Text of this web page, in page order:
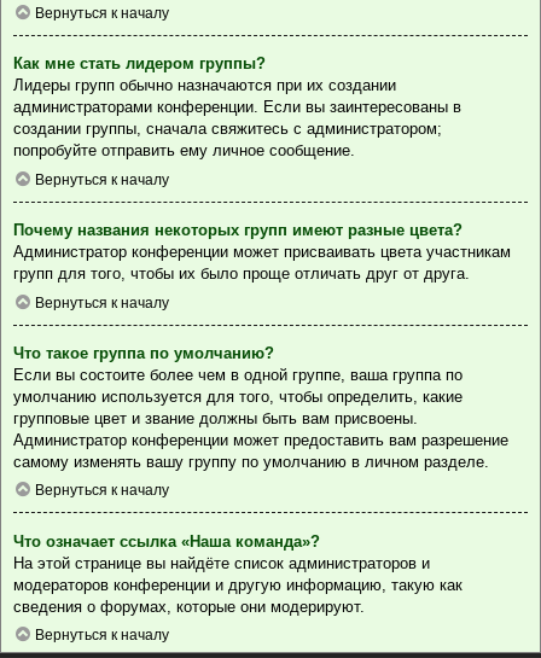
Вернуться к началу
Как мне стать лидером группы?
Лидеры групп обычно назначаются при их создании
администраторами конференции. Если вы заинтересованы в
создании группы, сначала свяжитесь с администратором;
попробуйте отправить ему личное сообщение.
Вернуться к началу
Почему названия некоторых групп имеют разные цвета?
Администратор конференции может присваивать цвета участникам
групп для того, чтобы их было проще отличать друг от друга.
Вернуться к началу
Что такое группа по умолчанию?
Если вы состоите более чем в одной группе, ваша группа по
умолчанию используется для того, чтобы определить, какие
групповые цвет и звание должны быть вам присвоены.
Администратор конференции может предоставить вам разрешение
самому изменять вашу группу по умолчанию в личном разделе.
Вернуться к началу
Что означает ссылка «Наша команда»?
На этой странице вы найдёте список администраторов и
модераторов конференции и другую информацию, такую как
сведения о форумах, которые они модерируют.
Вернуться к началу